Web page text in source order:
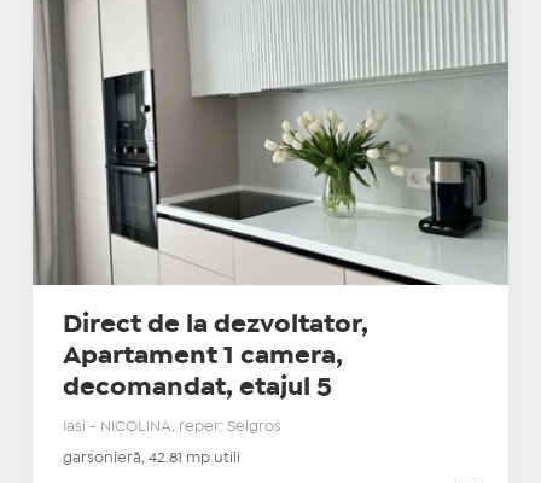
Direct de la dezvoltator,
Apartament 1 camera,
decomandat, etajul 5
Iasi - NICOLINA, reper: Selgros
garsonieră, 42.81 mp utili